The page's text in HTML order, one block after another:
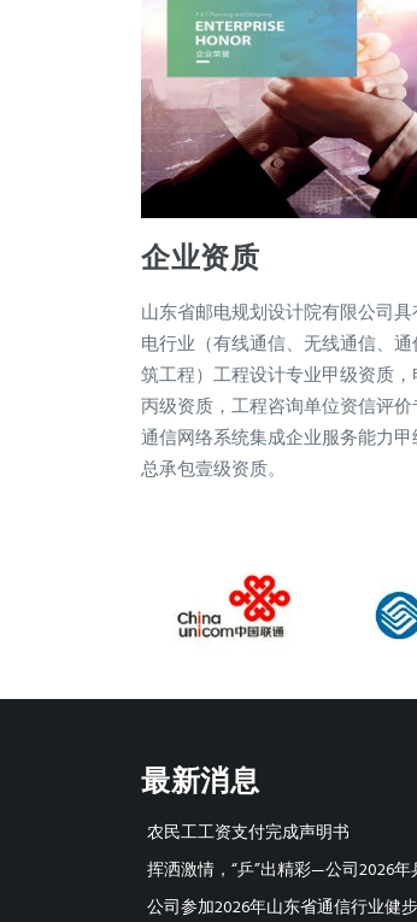
企业资质
山东省邮电规划设计院有限公司
电行业（有线通信、无线通信、
筑工程）工程设计专业甲级资质
丙级资质，工程咨询单位资信评
通信网络系统集成企业服务能力
总承包壹级资质。
最新消息
农民工工资支付完成声明书
挥洒激情，“乒”出精彩—公司2026
公司参加2026年山东省通信行业健